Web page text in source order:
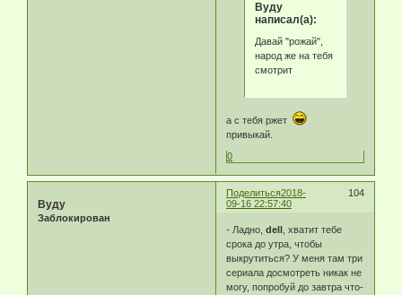
Byду
написал(а):
Давай "рожай",
народ же на тебя
смотрит
а с тебя ржет
привыкай.
0
Поделиться 104
2018-
09-16 22:57:40
Byду
Заблокирован
- Ладно,dell , хватит тебе
срока до утра, чтобы
выкрутиться? У меня там три
сериала досмотреть никак не
могу, попробуй до завтра что-